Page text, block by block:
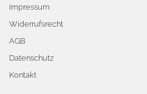
Impressum
Widerrufsrecht
AGB
Datenschutz
Kontakt